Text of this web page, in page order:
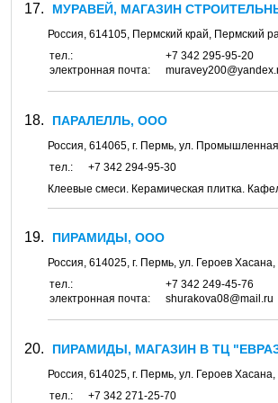
МУРАВЕЙ, МАГАЗИН
Россия, 614105, Пермский край, Пермский
тел.:
+7 342 295-95-20
электронная почта:
ПАРАЛЕЛЛЬ, ООО
Россия, 614065, г. Пермь, ул.
тел.:
+7 342 294-95-30
Клеевые смеси. Керамическая плитка.
ПИРАМИДЫ, ООО
Россия, 614025, г. Пермь, ул. Героев
тел.:
+7 342 249-45-76
электронная почта:
shurakova08@mail.ru
ПИРАМИДЫ, МАГАЗИН В ТЦ
Россия, 614025, г. Пермь, ул. Героев Хасана,
тел.:
+7 342 271-25-70